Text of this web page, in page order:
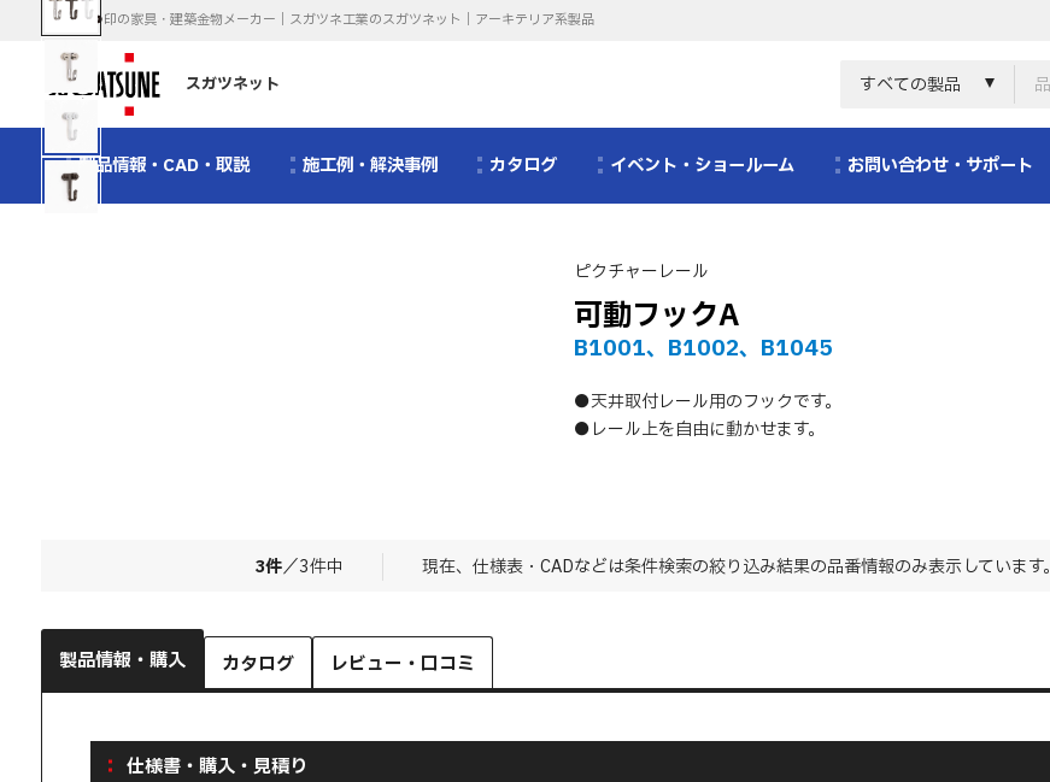
印の家具・建築金物メーカー｜スガツネ工業のスガツネット｜アーキテリア系製品
スガツネット すべての製品
製品情報・CAD・取説 施工例・解決事例 カタログ イベント・ショールーム お問い合わせ・サポート
ピクチャーレール
可動フックA
B1001、B1002、B1045
●天井取付レール用のフックです。
●レール上を自由に動かせます。
3件／3件中 現在、仕様表・CADなどは条件検索の絞り込み結果の品番情報のみ表示しています。
製品情報・購入 カタログ レビュー・口コミ
仕様書・購入・見積り